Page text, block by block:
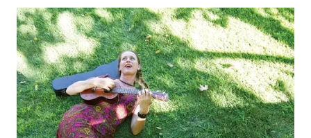
WAHANA
UMKM
WAHANA
SELEB
WAHANA
PERSONA